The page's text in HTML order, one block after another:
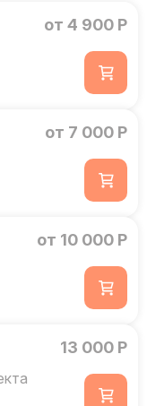
от 4 900 Р
от 7 000 Р
от 10 000 Р
13 000 Р